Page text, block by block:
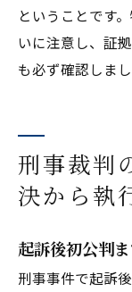
ということです
いに注意し、証
も必ず確認しまし
刑事裁判
決から執
起訴後初公判
刑事事件で起訴